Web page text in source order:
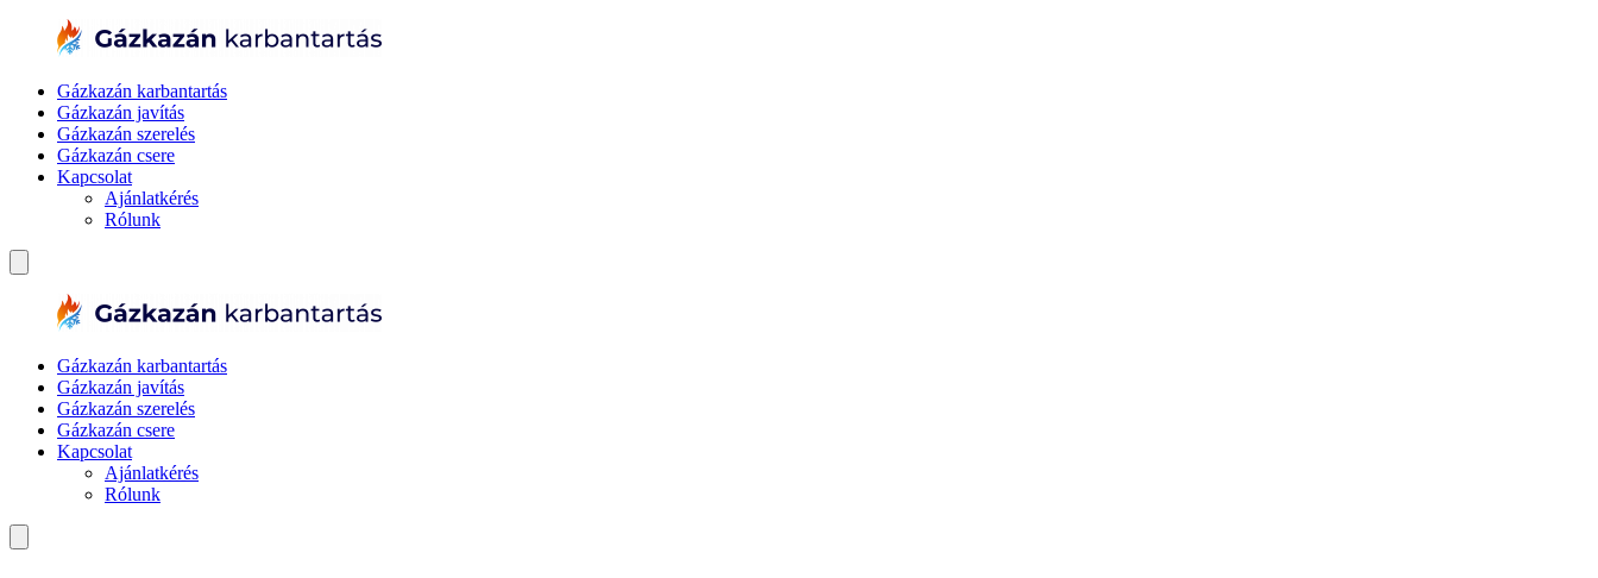
Gázkazán karbantartás
Gázkazán javítás
Gázkazán szerelés
Gázkazán csere
Kapcsolat
Ajánlatkérés
Rólunk
Gázkazán karbantartás
Gázkazán javítás
Gázkazán szerelés
Gázkazán csere
Kapcsolat
Ajánlatkérés
Rólunk